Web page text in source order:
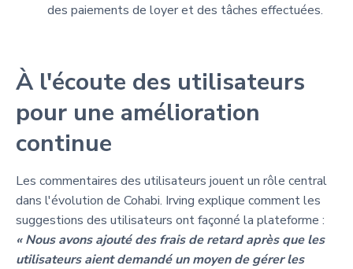
des paiements de loyer et des tâches effectuées.
À l'écoute des utilisateurs
pour une amélioration
continue
Les commentaires des utilisateurs jouent un rôle central
dans l'évolution de Cohabi. Irving explique comment les
suggestions des utilisateurs ont façonné la plateforme :
« Nous avons ajouté des frais de retard après que les
utilisateurs aient demandé un moyen de gérer les